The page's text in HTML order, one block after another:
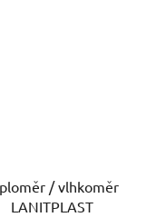
/ vlhkoměr
LANITPLAST